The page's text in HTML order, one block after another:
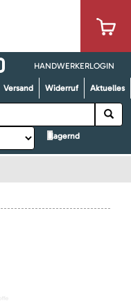
HANDWERKERLOGIN
Versand Widerruf Aktuelles
lagernd